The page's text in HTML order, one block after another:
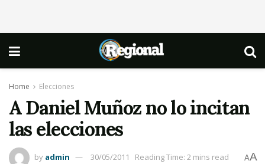
Home Elecciones
A Daniel Muñoz no lo incitan
las elecciones
by admin 30/05/2011 Reading Time: 2 mins read AA